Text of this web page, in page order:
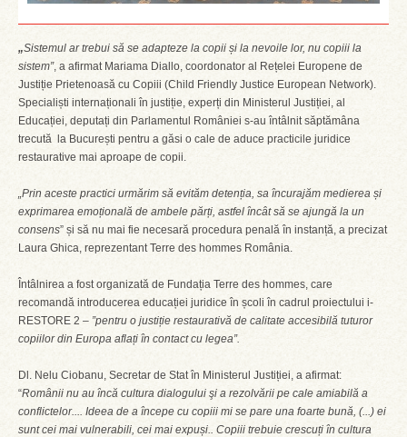
„Sistemul ar trebui să se adapteze la copii și la nevoile lor, nu copiii la
sistem”, a afirmat Mariama Diallo, coordonator al Rețelei Europene de
Justiție Prietenoasă cu Copiii (Child Friendly Justice European Network).
Specialiști internaționali în justiție, experți din Ministerul Justiției, al
Educației, deputați din Parlamentul României s-au întâlnit săptămâna
trecută la București pentru a găsi o cale de aduce practicile juridice
restaurative mai aproape de copii.
„Prin aceste practici urmărim să evităm detenția, sa încurajăm medierea și
exprimarea emoțională de ambele părți, astfel încât să se ajungă la un
consens” și să nu mai fie necesară procedura penală în instanță, a precizat
Laura Ghica, reprezentant Terre des hommes România.
Întâlnirea a fost organizată de Fundația Terre des hommes, care
recomandă introducerea educației juridice în școli în cadrul proiectului i-
RESTORE 2 – ”pentru o justiție restaurativă de calitate accesibilă tuturor
copiilor din Europa aflați în contact cu legea”.
Dl. Nelu Ciobanu, Secretar de Stat în Ministerul Justiției, a afirmat:
“Românii nu au încă cultura dialogului şi a rezolvării pe cale amiabilă a
conflictelor.... Ideea de a începe cu copiii mi se pare una foarte bună, (...) ei
sunt cei mai vulnerabili, cei mai expuși.. Copiii trebuie crescuți în cultura